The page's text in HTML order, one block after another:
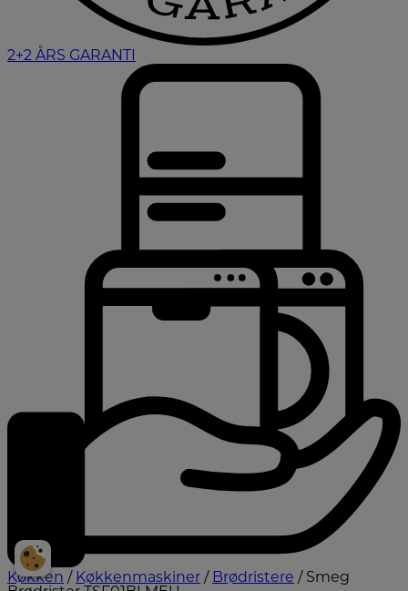
2+2 ÅRS GARANTI
Køkken / Køkkenmaskiner / Brødristere / Smeg